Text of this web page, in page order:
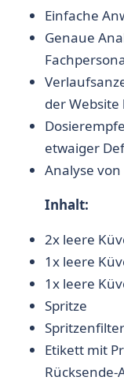
Einfache
Genaue
der
etwaiger
Analyse
Inhalt:
2x leere
1x leere
1x leere
Spritze
Spritzenfilter
Etikett mit
Rücksende-